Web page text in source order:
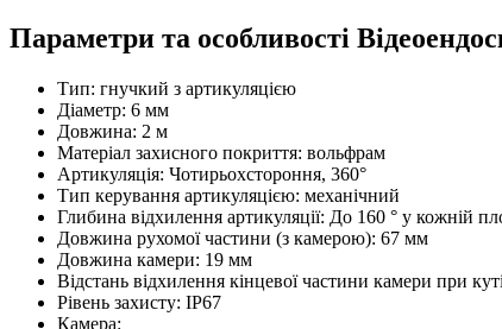
Параметри та особливості
Тип: гнучкий з артикуляцією
Діаметр: 6 мм
Довжина: 2 м
Матеріал захисного покриття: вольфрам
Артикуляція: Чотирьохстороння, 360°
Тип керування артикуляцією: механічний
Глибина відхилення артикуляції: До 160 ° у кожній
Довжина рухомої частини (з камерою): 67 мм
Довжина камери: 19 мм
Відстань відхилення кінцевої частини камери при
Рівень захисту: IP67
Камера: